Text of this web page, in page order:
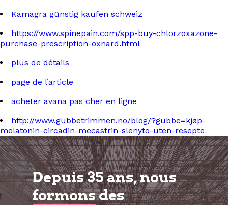
Kamagra günstig kaufen schweiz
https://www.spinepain.com/spp-buy-chlorzoxazone-
purchase-prescription-oxnard.html
plus de détails
page de l’article
acheter avana pas cher en ligne
http://www.gubbetrimmen.no/blog/?gubbe=kjøp-
melatonin-circadin-mecastrin-slenyto-uten-resepte
Depuis 35 ans, nous
formonsdes